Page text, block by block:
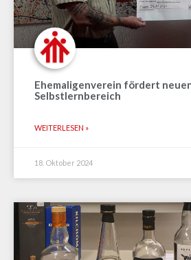
Ehemaligenverein fördert
Selbstlernbereich
WEITERLESEN »
18. Oktober 2024